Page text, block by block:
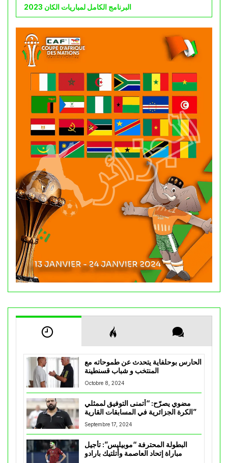
البرنامج الكامل لمباريات الكان 2023
الحارس بوحلفاية يتحدث عن طموحاته مع
المنتخب و شباب قسنطينة
Octobre 8, 2024
مضوي يصرّح: “أتمنى التوفيق لممثلي
الكرة الجزائرية في المسابقات القارية”
Septembre 17, 2024
البطولة المحترفة “موبيليس”: تأجيل
مباراة إتحاد العاصمة وأتلتيك بارادو